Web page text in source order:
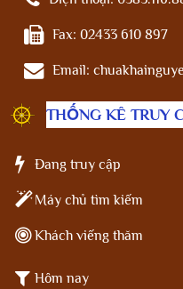
Fax: 02433 610 897
Email:
THỐNG KÊ TRUY
Đang truy cập
Máy chủ tìm kiếm
Khách viếng thăm
Hôm nay